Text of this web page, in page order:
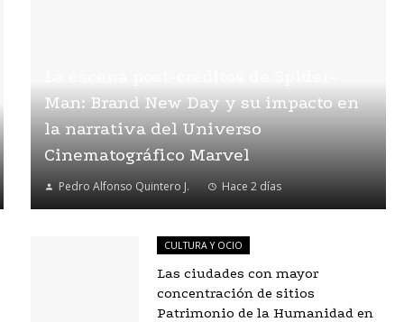
Man: Brand New Day y su impacto en
la narrativa del Universo
Cinematográfico Marvel
Pedro Alfonso Quintero J. Hace 2 días
CULTURA Y OCIO
Las ciudades con mayor
concentración de sitios
Patrimonio de la Humanidad en